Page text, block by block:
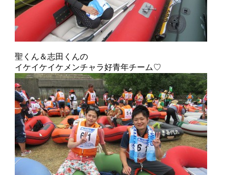
聖くん＆志田くんの
イケイケイケメンチャラ好青年チーム♡